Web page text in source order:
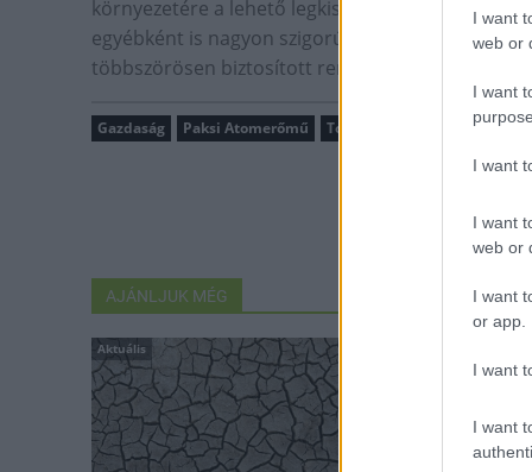
I want
web or
I want
I want
I want
web or
I want
or app.
I want
I want
környezetére a lehető legkisebb negatív hatást
egyébként is nagyon szigorú hatósági előírások
többszörösen biztosított rendszerek szavatolják.
Gazdaság Paksi Atomerőmű Tolna megye
AJÁNLJUK MÉG
Aktuális